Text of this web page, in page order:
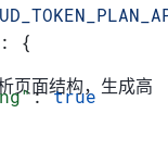
: {
: true
页面结构，生成高